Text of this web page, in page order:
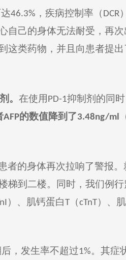
46.3% ，疾病控制率 （ DCR）
自己的身体无法耐受，再
这类药物，并且向患者提
。 在使用 PD-1抑制剂 的同
AFP的数值降到了3.48ng/ml
者的身体再次拉响了警报。
梯到 二楼。 同时 ，我们例
）、肌钙蛋白T （cTnT）、
后，发生率不超过1%。其症